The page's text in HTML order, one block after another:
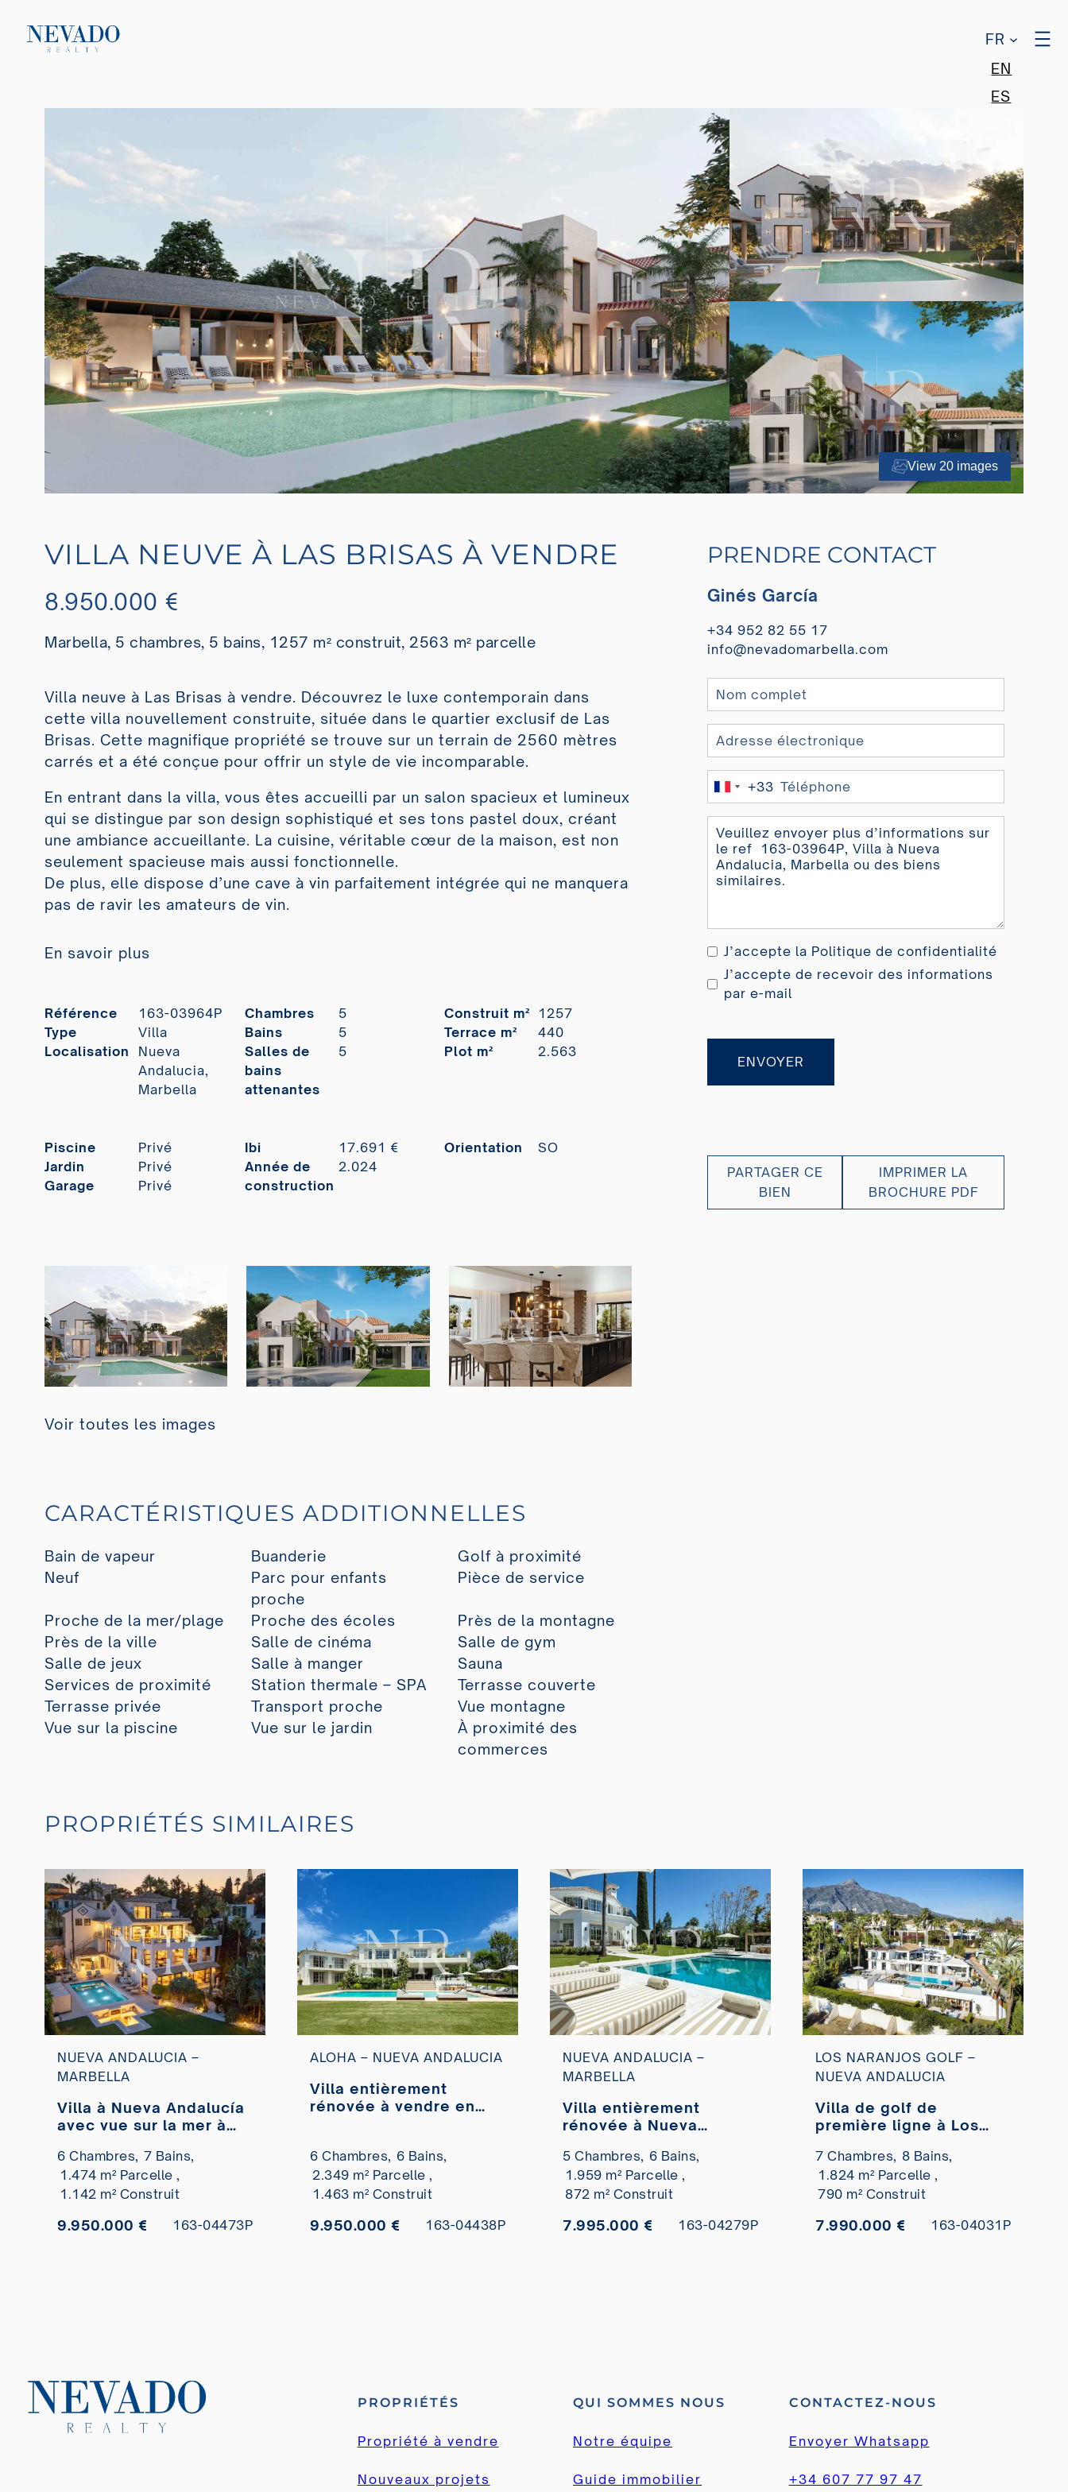
FR
EN
ES
View 20 images
VILLA NEUVE À LAS BRISAS À VENDRE
8.950.000 €
Marbella, 5 chambres, 5 bains, 1257 m² construit, 2563 m² parcelle
Villa neuve à Las Brisas à vendre. Découvrez le luxe contemporain dans
cette villa nouvellement construite, située dans le quartier exclusif de Las
Brisas. Cette magnifique propriété se trouve sur un terrain de 2560 mètres
carrés et a été conçue pour offrir un style de vie incomparable.
En entrant dans la villa, vous êtes accueilli par un salon spacieux et lumineux
qui se distingue par son design sophistiqué et ses tons pastel doux, créant
une ambiance accueillante. La cuisine, véritable cœur de la maison, est non
seulement spacieuse mais aussi fonctionnelle.
De plus, elle dispose d’une cave à vin parfaitement intégrée qui ne manquera
pas de ravir les amateurs de vin.
En savoir plus
Référence
163-03964P
Type
Villa
Localisation
Nueva
Andalucia,
Marbella
Chambres
5
Bains
5
Salles de
bains
attenantes
5
Construit m²
1257
Terrace m²
440
Plot m²
2.563
Piscine
Privé
Jardin
Privé
Garage
Privé
Ibi
17.691 €
Année de
construction
2.024
Orientation SO
Voir toutes les images
CARACTÉRISTIQUES ADDITIONNELLES
Bain de vapeur Buanderie
Golf à proximité
Neuf
Parc pour enfants
proche
Pièce de service
Proche de la mer/plage Proche des écoles
Près de la montagne
Près de la ville
Salle de cinéma
Salle de gym
Salle de jeux
Salle à manger
Sauna
Services de proximité
Station thermale – SPA
Terrasse couverte
Terrasse privée
Transport proche
Vue montagne
Vue sur la piscine
Vue sur le jardin
À proximité des
commerces
PRENDRE CONTACT
Ginés García
+34 952 82 55 17
info@nevadomarbella.com
France
+33
J’accepte la Politique de confidentialité
J’accepte de recevoir des informations
par e-mail
ENVOYER
PARTAGER CE
BIEN
IMPRIMER LA
BROCHURE PDF
PROPRIÉTÉS SIMILAIRES
NUEVA ANDALUCIA –
MARBELLA
Villa à Nueva Andalucía
avec vue sur la mer à
6 Chambres, 7 Bains,
1.474 m² Parcelle ,
1.142 m² Construit
9.950.000 € 163-04473P
ALOHA – NUEVA ANDALUCIA
Villa entièrement
rénovée à vendre en
6 Chambres, 6 Bains,
2.349 m² Parcelle ,
1.463 m² Construit
9.950.000 € 163-04438P
NUEVA ANDALUCIA –
MARBELLA
Villa entièrement
rénovée à Nueva
5 Chambres, 6 Bains,
1.959 m² Parcelle ,
872 m² Construit
7.995.000 € 163-04279P
LOS NARANJOS GOLF –
NUEVA ANDALUCIA
Villa de golf de
première ligne à Los
vendre
7 Chambres, 8 Bains,
1.824 m² Parcelle ,
790 m² Construit
7.990.000 € 163-04031P
PROPRIÉTÉS
Propriété à vendre
Nouveaux projets
QUI SOMMES NOUS
Notre équipe
Guide immobilier
CONTACTEZ-NOUS
Envoyer Whatsapp
+34 607 77 97 47